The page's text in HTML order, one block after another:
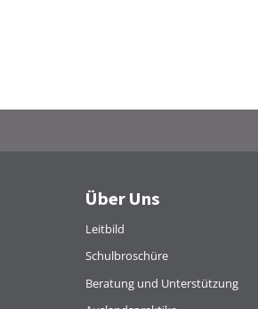
Über Uns
Leitbild
Schulbroschüre
Beratung und Unterstützung